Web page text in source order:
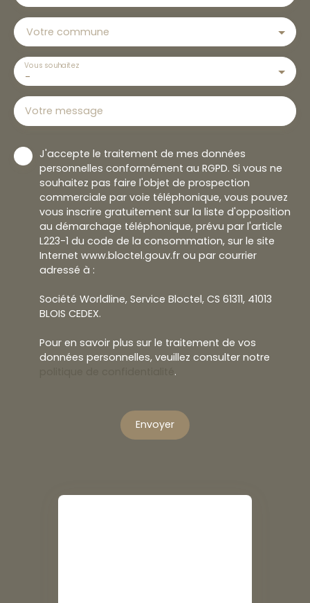
Votre commune
-
Vous souhaitez
Votre message
J'accepte le traitement de mes données
personnelles conformément au RGPD. Si vous ne
souhaitez pas faire l'objet de prospection
commerciale par voie téléphonique, vous pouvez
vous inscrire gratuitement sur la liste d'opposition
au démarchage téléphonique, prévu par l'article
L223-1 du code de la consommation, sur le site
Internet www.bloctel.gouv.fr ou par courrier
adressé à :
Société Worldline, Service Bloctel, CS 61311, 41013
BLOIS CEDEX.
Pour en savoir plus sur le traitement de vos
données personnelles, veuillez consulter notre
.
Envoyer